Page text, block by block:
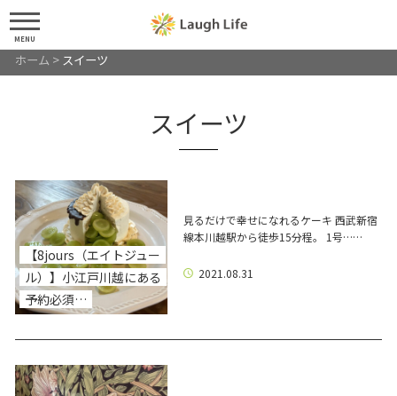
MENU
ホーム > スイーツ
スイーツ
【8jours（エイトジュー
ル）】小江戸川越にある
予約必須…
見るだけで幸せになれるケーキ 西武新宿
線本川越駅から徒歩15分程。 1号……
2021.08.31